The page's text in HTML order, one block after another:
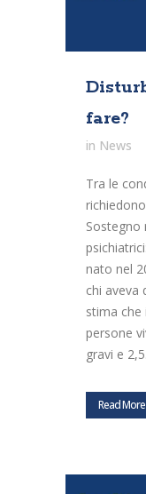
fare?
in News
Tra le
Sostegno
nato nel
chi aveva
stima che
persone
gravi e
Read More